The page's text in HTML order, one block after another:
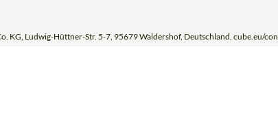
KG, Ludwig-Hüttner-Str. 5-7, 95679 Waldershof, Deutschland, cube.eu/